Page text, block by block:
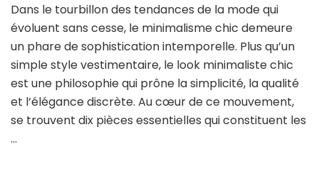
pièces
mode
indispensables
pour
un
look
minimaliste
chic
Dans le tourbillon des tendances de la mode qui
évoluent sans cesse, le minimalisme chic demeure
un phare de sophistication intemporelle. Plus qu’un
simple style vestimentaire, le look minimaliste chic
est une philosophie qui prône la simplicité, la qualité
et l’élégance discrète. Au cœur de ce mouvement,
se trouvent dix pièces essentielles qui constituent les
…